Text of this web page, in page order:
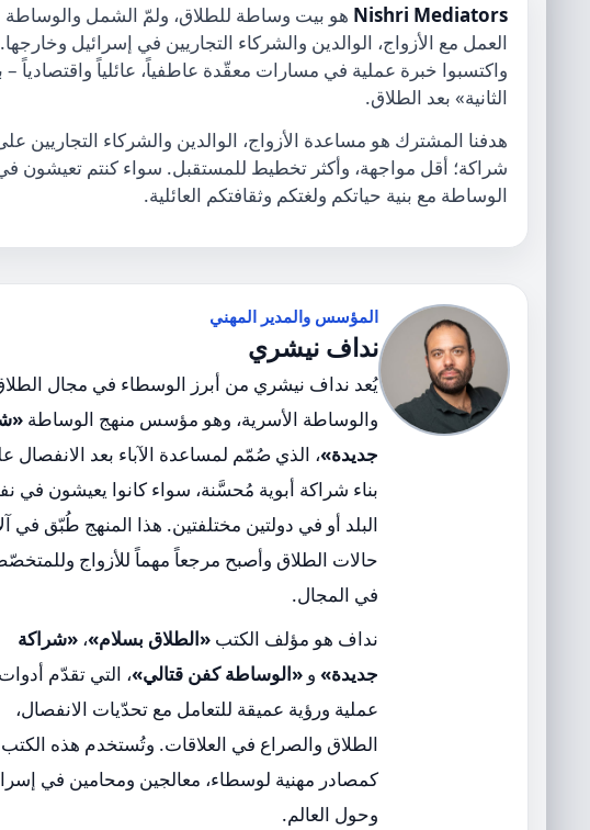
Nishri Mediators هو بيت وساطة للطلاق، ولمّ الشمل والوساطة
العمل مع الأزواج، الوالدين والشركاء التجاريين في إسرائيل
واكتسبوا خبرة عملية في مسارات معقّدة عاطفياً، عائلياً واقتصادياً
الثانية» بعد الطلاق.
هدفنا المشترك هو مساعدة الأزواج، الوالدين والشركاء التجاريين
شراكة؛ أقل مواجهة، وأكثر تخطيط للمستقبل. سواء كنتم تعيشون في
الوساطة مع بنية حياتكم ولغتكم وثقافتكم العائلية.
المؤسس والمدير المهني
نداف نيشري
يُعد نداف نيشري من أبرز الوسطاء في مجال
والوساطة الأسرية، وهو مؤسس منهج الوساطة
جديدة»، الذي صُمّم لمساعدة الآباء بعد الانفصال
بناء شراكة أبوية مُحسَّنة، سواء كانوا يعيشون في
البلد أو في دولتين مختلفتين. هذا المنهج طُبّق في
حالات الطلاق وأصبح مرجعاً مهماً للأزواج
في المجال.
نداف هو مؤلف الكتب «الطلاق بسلام»، «شراكة
جديدة» و «الوساطة كفن قتالي»، التي تقدّم أدوات
عملية ورؤية عميقة للتعامل مع تحدّيات الانفصال،
الطلاق والصراع في العلاقات. وتُستخدم هذه
كمصادر مهنية لوسطاء، معالجين ومحامين في
وحول العالم.